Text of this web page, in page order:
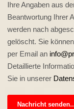
Ihre Angaben aus
Beantwortung Ihrer
werden nach
gelöscht. Sie
per Email an
Detaillierte
Sie in unserer
Nachricht